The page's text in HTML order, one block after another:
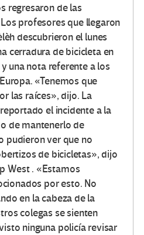
regresaron de las
profesores que llegaron
descubrieron el lunes
cerradura de bicicleta en
una nota referente a los
«Tenemos que
las raíces», dijo. La
el incidente a la
de mantenerlo de
pudieron ver que no
de bicicletas», dijo
West . «Estamos
por esto. No
en la cabeza de la
colegas se sienten
ninguna policía revisar